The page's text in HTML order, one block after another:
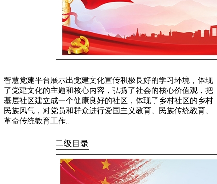
智慧党建平台展示出党建文化宣传积极良好的学习环境，体现
了党建文化的主题和核心内容，弘扬了社会的核心价值观，把
基层社区建立成一个健康良好的社区，体现了乡村社区的乡村
民族风气，对党员和群众进行爱国主义教育、民族传统教育、
革命传统教育工作。